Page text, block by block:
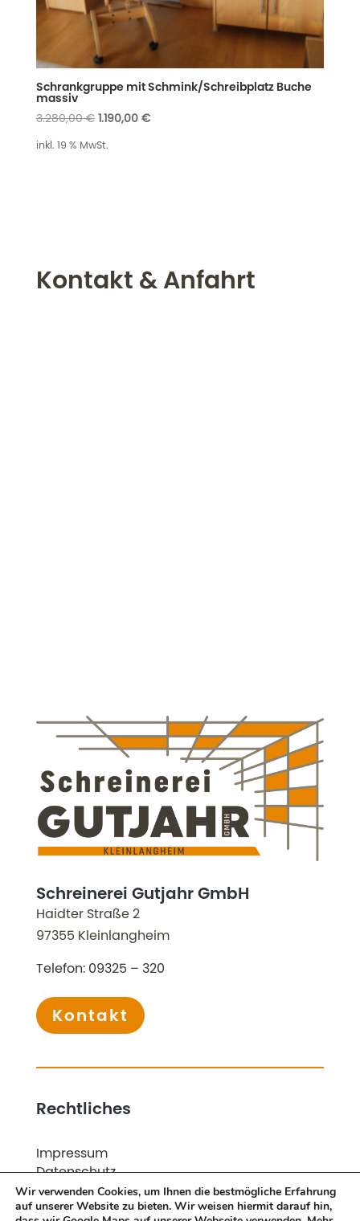
Schrankgruppe mit Schmink/Schreibplatz Buche
massiv
3.280,00€ Ursprünglicher
war:
1.190,00 €Aktueller
inkl. 19 % MwSt.
Kontakt & Anfahrt
Schreinerei Gutjahr GmbH
Haidter Straße 2
97355 Kleinlangheim
Telefon: 09325 – 320
Kontakt
Rechtliches
Impressum
Datenschutz
Unsere AGB
Nachweis gem. §13b(2) Nr. 4 UStG
Wir verwenden Cookies, um Ihnen die bestmögliche Erfahrung
auf unserer Website zu bieten. Wir weisen hiermit darauf hin,